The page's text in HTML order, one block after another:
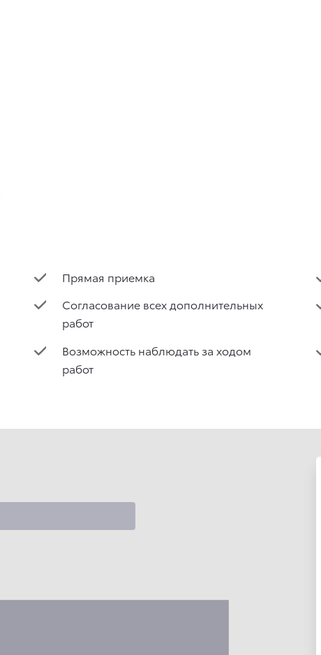
Прямая приемка
Согласование всех дополнительных
работ
Возможность наблюдать за ходом
работ